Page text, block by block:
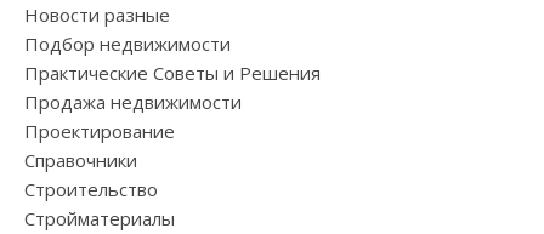
Новости разные
Подбор недвижимости
Практические Советы и Решения
Продажа недвижимости
Проектирование
Справочники
Строительство
Стройматериалы